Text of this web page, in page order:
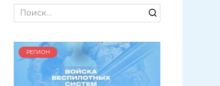
Search
for:
РЕГИОН